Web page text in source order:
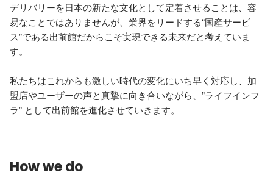
デリバリーを日本の新たな文化として定着させることは、容
易なことではありませんが、業界をリードする“国産サービ
ス”である出前館だからこそ実現できる未来だと考えていま
す。
私たちはこれからも激しい時代の変化にいち早く対応し、加
盟店やユーザーの声と真摯に向き合いながら、”ライフインフ
How we do